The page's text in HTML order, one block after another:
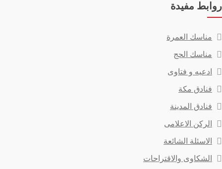
روابط مفيدة
مناسك العمرة
مناسك الحج
ادعيه و فتاوى
فنادق مكة
فنادق المدينة
الركن الاعلامى
الاسئلة الشائعة
الشكاوى والاقتراحات